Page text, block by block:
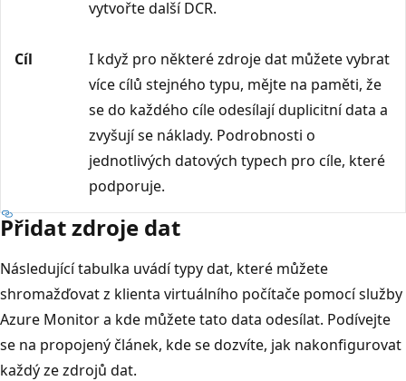
Cíl
vytvořte další DCR.
I když pro některé zdroje dat můžete vybrat
více cílů stejného typu, mějte na paměti, že
se do každého cíle odesílají duplicitní data a
zvyšují se náklady. Podrobnosti o
jednotlivých datových typech pro cíle, které
podporuje.
Přidat zdroje dat
Následující tabulka uvádí typy dat, které můžete
shromažďovat z klienta virtuálního počítače pomocí služby
Azure Monitor a kde můžete tato data odesílat. Podívejte
se na propojený článek, kde se dozvíte, jak nakonfigurovat
každý ze zdrojů dat.